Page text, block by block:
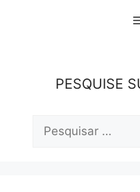
PESQUISE
por: